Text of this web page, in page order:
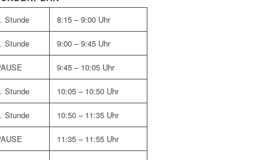
Stunde 8:15 – 9:00 Uhr
Stunde 9:00 – 9:45 Uhr
9:45 – 10:05 Uhr
Stunde 10:05 – 10:50 Uhr
Stunde 10:50 – 11:35 Uhr
11:35 – 11:55 Uhr